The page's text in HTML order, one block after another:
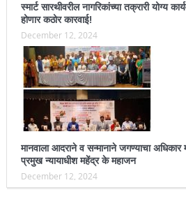
स्मार्ट सारथीवरील नागरिकांच्या तक्रारी योग्य
होणार कठोर कारवाई!
December 12, 2024
मानवाला आदराने व सन्मानाने जगण्याचा अधिकार
प्रमुख न्यायाधीश महेंद्र के महाजन
December 12, 2024